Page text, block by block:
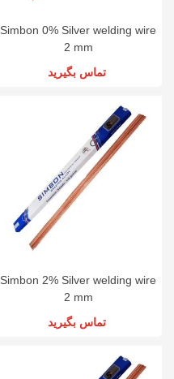
Simbon 0% Silver welding wire
2 mm
تماس بگیرید
Simbon 2% Silver welding wire
2 mm
تماس بگیرید